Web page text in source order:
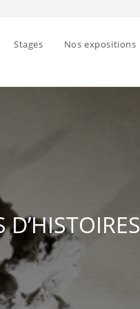
Stages Nos expositions